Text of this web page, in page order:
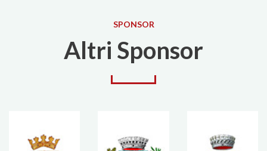
SPONSOR
Altri Sponsor